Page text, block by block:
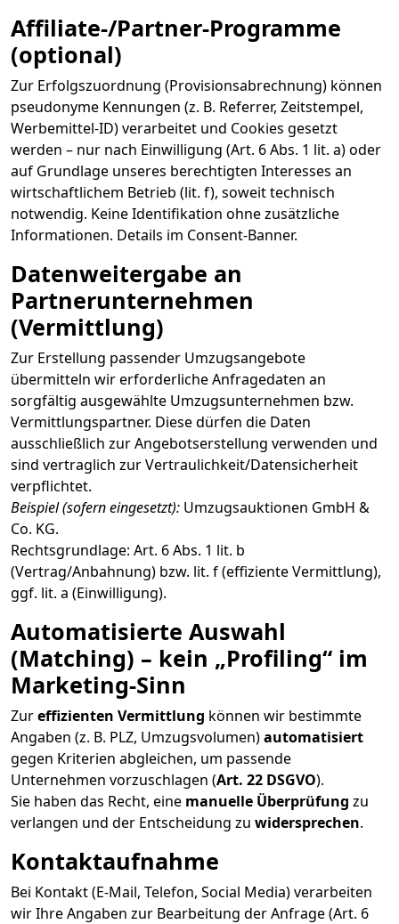
Affiliate-/Partner-Programme
(optional)
Zur Erfolgszuordnung (Provisionsabrechnung) können
pseudonyme Kennungen (z. B. Referrer, Zeitstempel,
Werbemittel-ID) verarbeitet und Cookies gesetzt
werden – nur nach Einwilligung (Art. 6 Abs. 1 lit. a) oder
auf Grundlage unseres berechtigten Interesses an
wirtschaftlichem Betrieb (lit. f), soweit technisch
notwendig. Keine Identifikation ohne zusätzliche
Informationen. Details im Consent-Banner.
Datenweitergabe an
Partnerunternehmen
(Vermittlung)
Zur Erstellung passender Umzugsangebote
übermitteln wir erforderliche Anfragedaten an
sorgfältig ausgewählte Umzugsunternehmen bzw.
Vermittlungspartner. Diese dürfen die Daten
ausschließlich zur Angebotserstellung verwenden und
sind vertraglich zur Vertraulichkeit/Datensicherheit
verpflichtet.
Beispiel (sofern eingesetzt): Umzugsauktionen GmbH &
Co. KG.
Rechtsgrundlage: Art. 6 Abs. 1 lit. b
(Vertrag/Anbahnung) bzw. lit. f (effiziente Vermittlung),
ggf. lit. a (Einwilligung).
Automatisierte Auswahl
(Matching) – kein „Profiling“ im
Marketing-Sinn
Zureffizienten Vermittlung können wir bestimmte
Angaben (z. B. PLZ, Umzugsvolumen)automatisiert
gegen Kriterien abgleichen, um passende
Unternehmen vorzuschlagen (Art. 22 DSGVO).
Sie haben das Recht, eine manuelle Überprüfung zu
verlangen und der Entscheidung zu widersprechen.
Kontaktaufnahme
Bei Kontakt (E-Mail, Telefon, Social Media) verarbeiten
wir Ihre Angaben zur Bearbeitung der Anfrage (Art. 6